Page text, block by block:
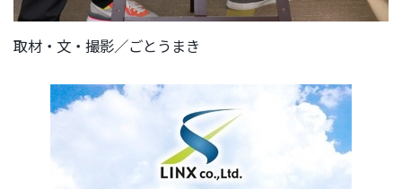
取材・文・撮影／ごとうまき